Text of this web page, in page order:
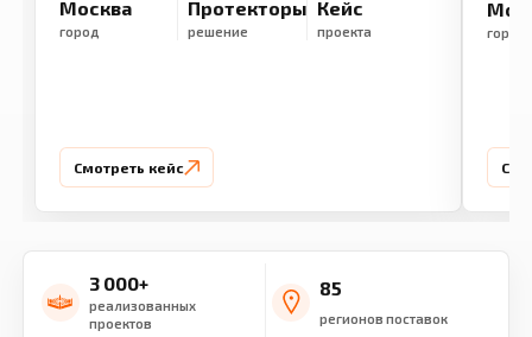
Москва
город
Протекторы
решение
Кейс
проекта
Смотреть кейс
город
3 000+
реализованных
проектов
85
регионов поставок